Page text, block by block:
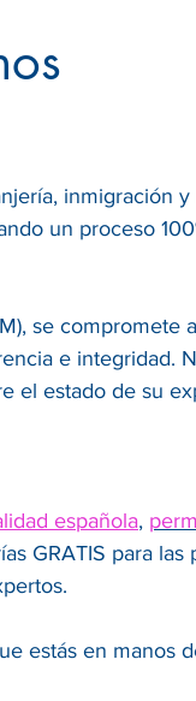
inmigración
un proceso
se compromete
e integridad.
el estado de su
española,
GRATIS para las
estás en manos